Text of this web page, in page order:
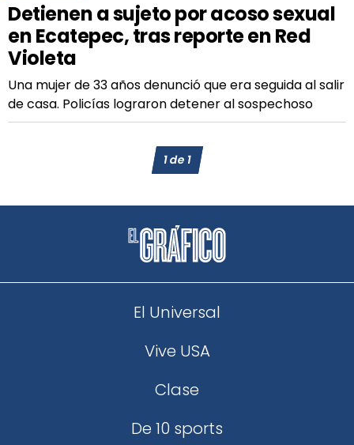
Detienen a sujeto por acoso sexual
en Ecatepec, tras reporte en Red
Violeta
Una mujer de 33 años denunció que era seguida al salir
de casa. Policías lograron detener al sospechoso
1de1
El Universal
Vive USA
Clase
De 10 sports